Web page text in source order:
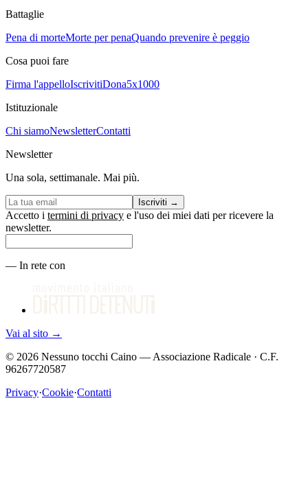
Battaglie
Pena di morteMorte per penaQuando prevenire è peggio
Cosa puoi fare
Firma l'appelloIscrivitiDona5x1000
Istituzionale
Chi siamoNewsletterContatti
Newsletter
Una sola, settimanale. Mai più.
Iscriviti →
Accetto i termini di privacy e l'uso dei miei dati per ricevere la
newsletter.
— In rete con
Vai al sito →
© 2026 Nessuno tocchi Caino — Associazione Radicale · C.F.
96267720587
Privacy·Cookie·Contatti